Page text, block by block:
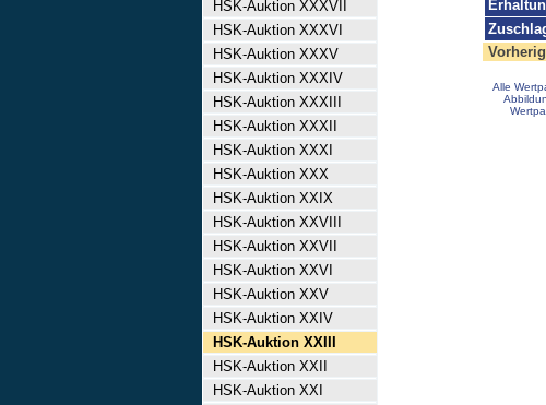
HSK-Auktion XXXVII
HSK-Auktion XXXVI
HSK-Auktion XXXV
HSK-Auktion XXXIV
HSK-Auktion XXXIII
HSK-Auktion XXXII
HSK-Auktion XXXI
HSK-Auktion XXX
HSK-Auktion XXIX
HSK-Auktion XXVIII
HSK-Auktion XXVII
HSK-Auktion XXVI
HSK-Auktion XXV
HSK-Auktion XXIV
HSK-Auktion XXIII
HSK-Auktion XXII
HSK-Auktion XXI
Alle